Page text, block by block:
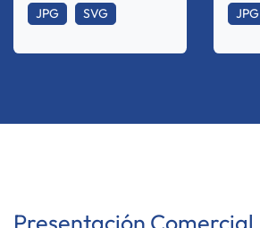
JPG SVG JPG